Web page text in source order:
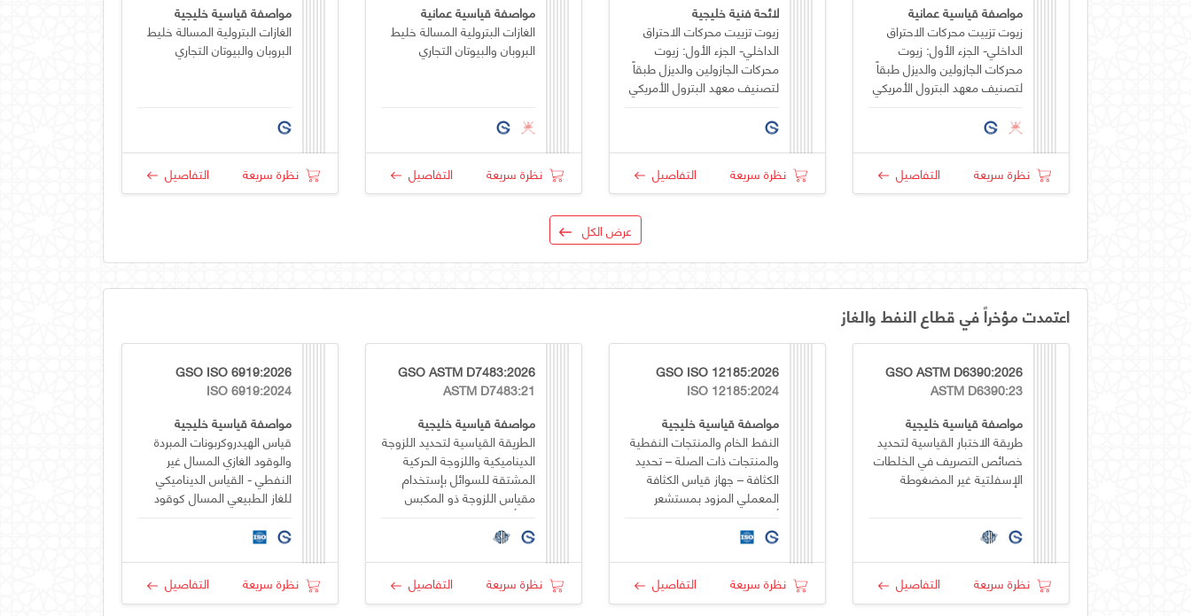
مواصفة قياسية عمانية
زيوت تزييت محركات الاحتراق
الداخلي- الجزء الأول: زيوت
محركات الجازولين والديزل طبقاً
لتصنيف معهد البترول الأمريكي
نظرة سريعة التفاصيل
لائحة فنية خليجية
زيوت تزييت محركات الاحتراق
الداخلي- الجزء الأول: زيوت
محركات الجازولين والديزل طبقاً
لتصنيف معهد البترول الأمريكي
نظرة سريعة التفاصيل
مواصفة قياسية عمانية
الغازات البترولية المسالة خليط
البروبان والبيوتان التجاري
نظرة سريعة التفاصيل
مواصفة قياسية خليجية
الغازات البترولية المسالة خليط
البروبان والبيوتان التجاري
نظرة سريعة التفاصيل
عرض الكل
اعتمدت مؤخراً في قطاع النفط والغاز
GSO ASTM D6390:2026
ASTM D6390:23
مواصفة قياسية خليجية
طريقة الاختبار القياسية لتحديد
خصائص التصريف في الخلطات
الإسفلتية غير المضغوطة
نظرة سريعة التفاصيل
GSO ISO 12185:2026
ISO 12185:2024
مواصفة قياسية خليجية
النفط الخام والمنتجات النفطية
والمنتجات ذات الصلة – تحديد
الكثافة – جهاز قياس الكثافة
المعملي المزود بمستشعر
متذبذب
نظرة سريعة التفاصيل
GSO ASTM D7483:2026
ASTM D7483:21
مواصفة قياسية خليجية
الطريقة القياسية لتحديد اللزوجة
الديناميكية واللزوجة الحركية
المشتقة للسوائل بإستخدام
مقياس اللزوجة ذو المكبس
المتأرجح
نظرة سريعة التفاصيل
GSO ISO 6919:2026
ISO 6919:2024
مواصفة قياسية خليجية
قياس الهيدروكربونات المبردة
والوقود الغازي المسال غير
النفطي - القياس الديناميكي
للغاز الطبيعي المسال كوقود
بحري - التزويد بالوقود من
شاحنة إلى سفينة (TTS)
نظرة سريعة التفاصيل